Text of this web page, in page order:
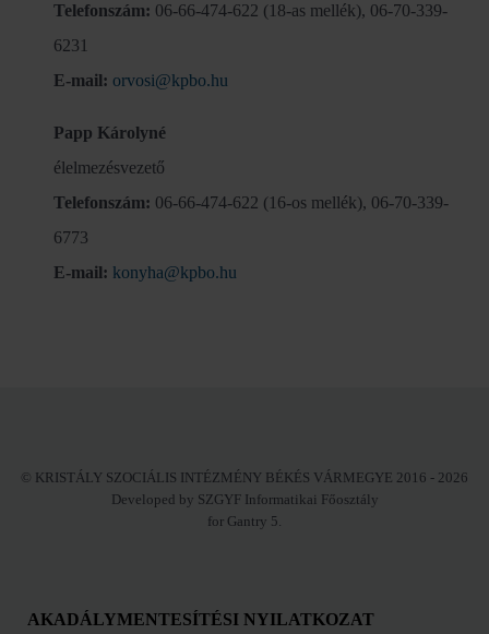
Telefonszám: 06-66-474-622 (18-as mellék), 06-70-339-
6231
E-mail: orvosi@kpbo.hu
Papp Károlyné
élelmezésvezető
Telefonszám: 06-66-474-622 (16-os mellék), 06-70-339-
6773
E-mail: konyha@kpbo.hu
© KRISTÁLY SZOCIÁLIS INTÉZMÉNY BÉKÉS VÁRMEGYE 2016 - 2026
Developed by SZGYF Informatikai Főosztály
for Gantry 5.
AKADÁLYMENTESÍTÉSI NYILATKOZAT